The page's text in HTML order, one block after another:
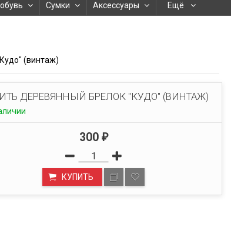
Сумки Аксессуары Ещё
(винтаж)
ДЕРЕВЯННЫЙ БРЕЛОК "КУДО" (ВИНТАЖ)
300 ₽
КУПИТЬ